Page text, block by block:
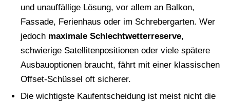
und unauffällige Lösung, vor allem an Balkon,
Fassade, Ferienhaus oder im Schrebergarten. Wer
jedoch maximale Schlechtwetterreserve,
schwierige Satellitenpositionen oder viele spätere
Ausbauoptionen braucht, fährt mit einer klassischen
Offset-Schüssel oft sicherer.
Die wichtigste Kaufentscheidung ist meist nicht die